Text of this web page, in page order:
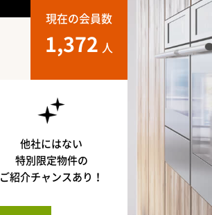
現在の会員数
1,372 人
他社にはない
特別限定物件の
ご紹介チャンスあり！